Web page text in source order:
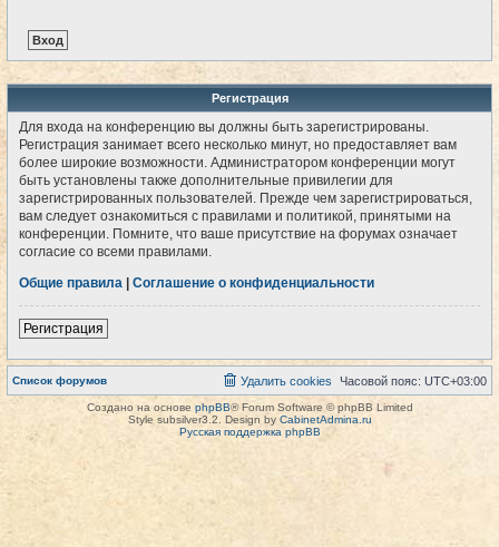
Регистрация
Для входа на конференцию вы должны быть зарегистрированы.
Регистрация занимает всего несколько минут, но предоставляет вам
более широкие возможности. Администратором конференции могут
быть установлены также дополнительные привилегии для
зарегистрированных пользователей. Прежде чем зарегистрироваться,
вам следует ознакомиться с правилами и политикой, принятыми на
конференции. Помните, что ваше присутствие на форумах означает
согласие со всеми правилами.
Общие правила
Соглашение о конфиденциальности
Регистрация
Список форумов Часовой пояс: UTC+03:00
Удалить cookies
Создано на основе phpBB® Forum Software © phpBB Limited
Style subsilver3.2. Design by CabinetAdmina.ru
Русская поддержка phpBB